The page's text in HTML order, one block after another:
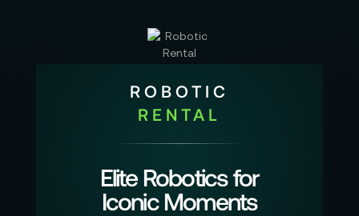
ROBOTIC
RENTAL
Elite Robotics for
Iconic Moments